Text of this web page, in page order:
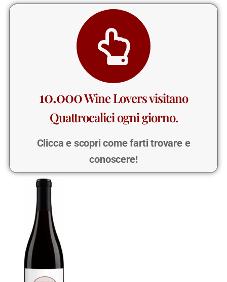
10.000Wine Lovers visitano
Quattrocalici ogni giorno.
Clicca e scopri come farti trovare e
conoscere!